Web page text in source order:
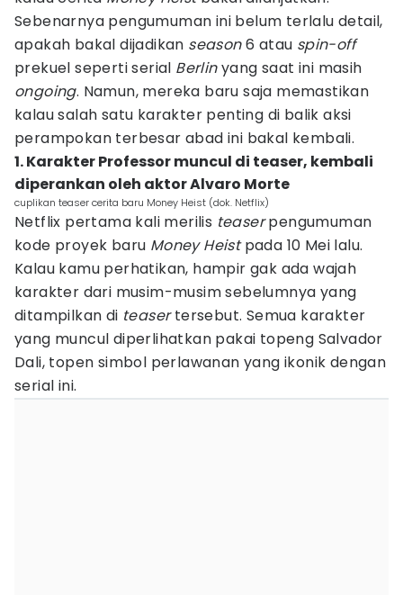
Sebenarnya pengumuman ini belum terlalu detail,
apakah bakal dijadikan season6 atau spin-off
prekuel seperti serial Berlinyang saat ini masih
ongoing. Namun, mereka baru saja memastikan
kalau salah satu karakter penting di balik aksi
perampokan terbesar abad ini bakal kembali.
1. Karakter Professor muncul di teaser, kembali
diperankan oleh aktor Alvaro Morte
cuplikan teaser cerita baru Money Heist (dok. Netflix)
Netflix pertama kali merilis teaserpengumuman
kode proyek baru Money Heistpada 10 Mei lalu.
Kalau kamu perhatikan, hampir gak ada wajah
karakter dari musim-musim sebelumnya yang
ditampilkan di teasertersebut. Semua karakter
yang muncul diperlihatkan pakai topeng Salvador
Dali, topen simbol perlawanan yang ikonik dengan
serial ini.